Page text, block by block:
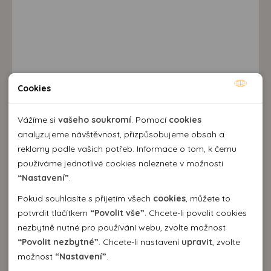
Destinace a výlety
Cookies
Vážíme si vašeho soukromí. Pomocí cookies
analyzujeme návštěvnost, přizpůsobujeme obsah a
reklamy podle vašich potřeb. Informace o tom, k čemu
používáme jednotlivé cookies naleznete v možnosti
“Nastavení”.
Pokud souhlasíte s přijetím všech cookies, můžete to
potvrdit tlačítkem “Povolit vše”. Chcete-li povolit cookies
nezbytně nutné pro používání webu, zvolte možnost
“Povolit nezbytné”. Chcete-li nastavení upravit, zvolte
možnost “Nastavení”.
Nutné cookies pomáhají, aby byla webová stránka
použitelná tak, že umožní základní funkce jako navigace
stránky a přístup k zabezpečeným sekcím webové stránky.
Webová stránka nemůže správně fungovat bez těchto
cookies.
Analytické cookies
Pomocí analytických cookies můžeme měřit návštěvnost
našeho webu, zdroje návštěv, výkon reklam a také jejich
dosah. Takto získaná data zpracováváme anonymně bez
Personální cookies
Personalizační soubory cookies nám umožňují přizpůsobit